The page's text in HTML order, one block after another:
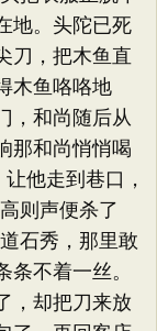
地。头陀已死
刀，把木鱼直
木鱼咯咯地
，和尚随后从
那和尚悄悄喝
他走到巷口，
则声便杀了
石秀，那里敢
不着一丝。
，却把刀来放